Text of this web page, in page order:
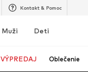
Kontakt & Pomoc
Muži Deti
VÝPREDAJ Oblečenie